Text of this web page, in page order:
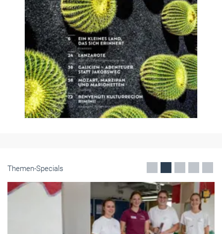
Themen-Specials